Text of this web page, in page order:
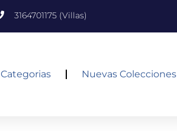
3164701175 (Villas)
Categorias Nuevas Colecciones